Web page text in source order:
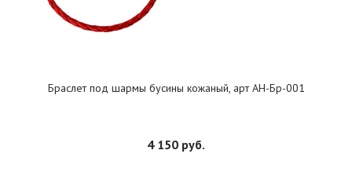
Браслет под шармы бусины кожаный, арт АН-Бр-001
4 150 руб.